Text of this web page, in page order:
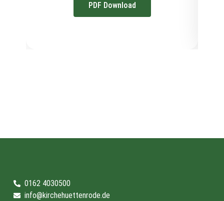
PDF Download
0162 4030500
info@kirchehuettenrode.de